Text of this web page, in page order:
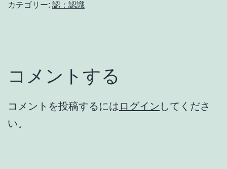
カテゴリー: 認：認識
コメントする
コメントを投稿するには ログイン してくださ
い。